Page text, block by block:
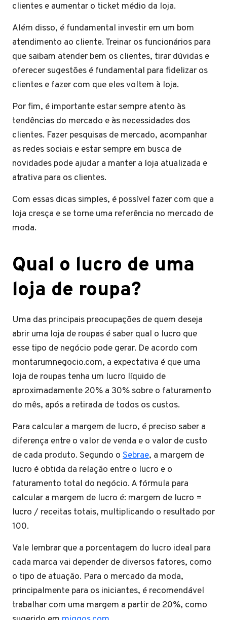
clientes e aumentar o ticket médio da loja.
Além disso, é fundamental investir em um bom
atendimento ao cliente. Treinar os funcionários para
que saibam atender bem os clientes, tirar dúvidas e
oferecer sugestões é fundamental para fidelizar os
clientes e fazer com que eles voltem à loja.
Por fim, é importante estar sempre atento às
tendências do mercado e às necessidades dos
clientes. Fazer pesquisas de mercado, acompanhar
as redes sociais e estar sempre em busca de
novidades pode ajudar a manter a loja atualizada e
atrativa para os clientes.
Com essas dicas simples, é possível fazer com que a
loja cresça e se torne uma referência no mercado de
moda.
Qual o lucro de uma
loja de roupa?
Uma das principais preocupações de quem deseja
abrir uma loja de roupas é saber qual o lucro que
esse tipo de negócio pode gerar. De acordo com
montarumnegocio.com, a expectativa é que uma
loja de roupas tenha um lucro líquido de
aproximadamente 20% a 30% sobre o faturamento
do mês, após a retirada de todos os custos.
Para calcular a margem de lucro, é preciso saber a
diferença entre o valor de venda e o valor de custo
de cada produto. Segundo o Sebrae, a margem de
lucro é obtida da relação entre o lucro e o
faturamento total do negócio. A fórmula para
calcular a margem de lucro é: margem de lucro =
lucro / receitas totais, multiplicando o resultado por
100.
Vale lembrar que a porcentagem do lucro ideal para
cada marca vai depender de diversos fatores, como
o tipo de atuação. Para o mercado da moda,
principalmente para os iniciantes, é recomendável
trabalhar com uma margem a partir de 20%, como